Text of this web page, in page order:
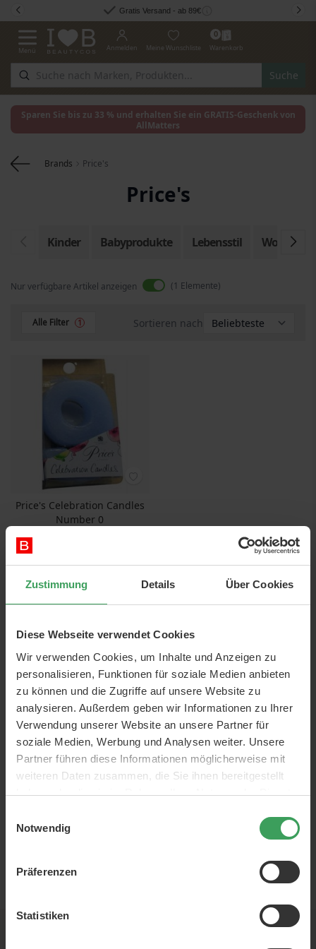
Zustimmung Details Über Cookies
Diese Webseite verwendet Cookies
Wir verwenden Cookies, um Inhalte und Anzeigen zu
personalisieren, Funktionen für soziale Medien anbieten
zu können und die Zugriffe auf unsere Website zu
analysieren. Außerdem geben wir Informationen zu Ihrer
Verwendung unserer Website an unsere Partner für
soziale Medien, Werbung und Analysen weiter. Unsere
Partner führen diese Informationen möglicherweise mit
weiteren Daten zusammen, die Sie ihnen bereitgestellt
haben oder die sie im Rahmen Ihrer Nutzung der Dienste
Notwendig
Präferenzen
Statistiken
Zum Inhalt springen Gratis Versand - ab 89€
Navigation umschalten
Menü
Suche
Anmelden Meine Wunschliste
0
Warenkorb
Sparen Sie bis zu 33 % und erhalten Sie ein GRATIS-Geschenk von
AllMatters
Brands Price's
Price's
Kinder Babyprodukte Lebensstil Wohnen
Nur verfügbare Artikel anzeigen 1 Elemente
Alle Filter 1 Sortieren nach
Price's Celebration Candles
Number 0